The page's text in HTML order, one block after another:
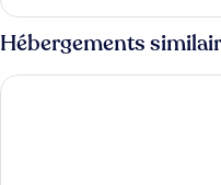
Chambre
Hébergements
Chloraka Terrace Apartments